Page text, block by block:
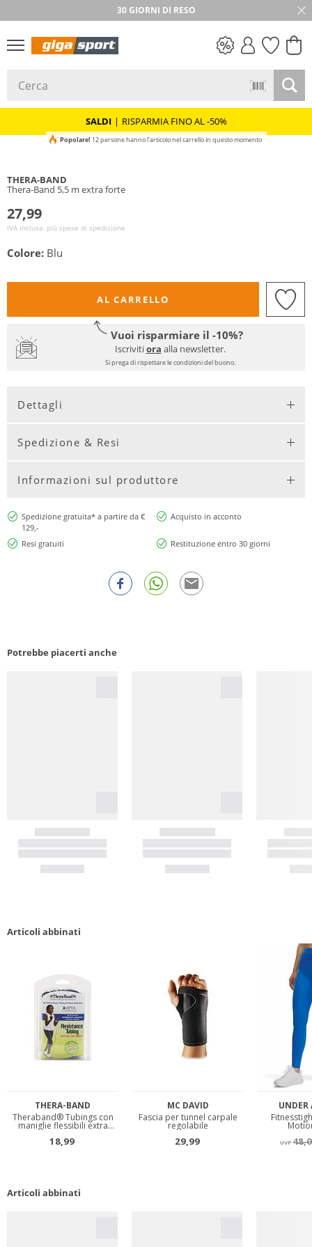
30 GIORNI DI RESO
SALDI | RISPARMIA FINO AL -50%
Popolare! 12 persone hanno l'articolo nel carrello in questo momento
THERA-BAND
Thera-Band 5,5 m extra forte
27,99
IVA inclusa, più spese di spedizione
Colore: Blu
AL CARRELLO
Vuoi risparmiare il -10%?
Iscrivitiora alla newsletter.
Si prega di rispettare le condizioni del buono.
Dettagli
Spedizione & Resi
Informazioni sul produttore
Spedizione gratuita* a partire da €
129,-
Acquisto in acconto
Resi gratuiti Restituzione entro 30 giorni
Potrebbe piacerti anche
Articoli abbinati
Articoli abbinati